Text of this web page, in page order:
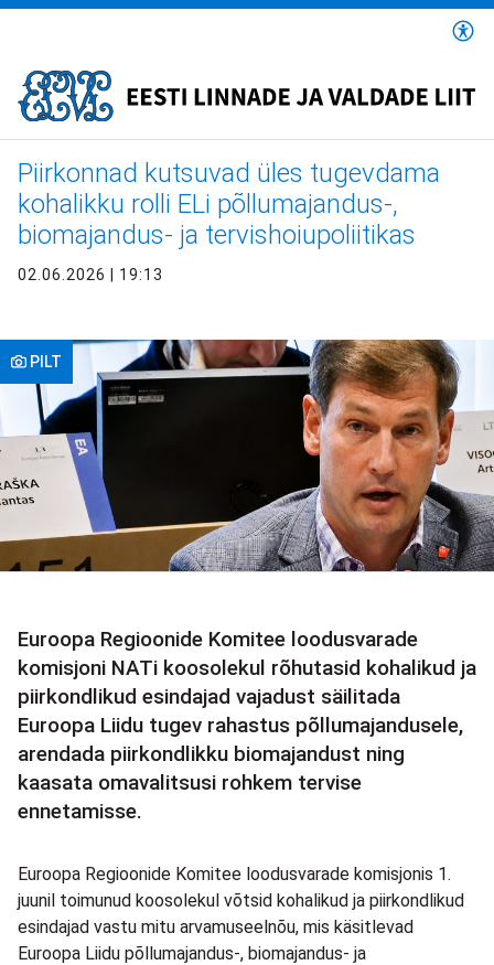
Liigu
juurde
Piirkonnad kutsuvad üles tugevdama
kohalikku rolli ELi põllumajandus-,
biomajandus- ja tervishoiupoliitikas
02.06.2026 | 19:13
PILT
Euroopa Regioonide Komitee loodusvarade
komisjoni NATi koosolekul rõhutasid kohalikud ja
piirkondlikud esindajad vajadust säilitada
Euroopa Liidu tugev rahastus põllumajandusele,
arendada piirkondlikku biomajandust ning
kaasata omavalitsusi rohkem tervise
ennetamisse.
Euroopa Regioonide Komitee loodusvarade komisjonis 1.
juunil toimunud koosolekul võtsid kohalikud ja piirkondlikud
esindajad vastu mitu arvamuseelnõu, mis käsitlevad
Euroopa Liidu põllumajandus-, biomajandus- ja